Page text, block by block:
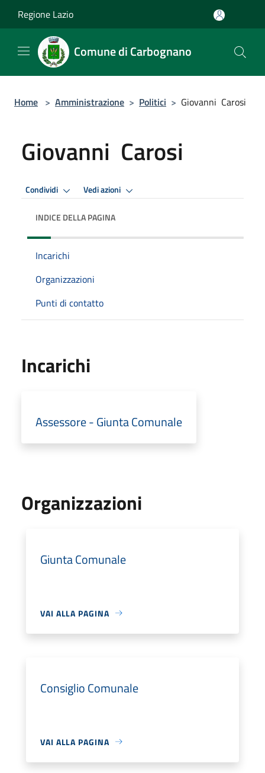
Regione Lazio
Comune di Carbognano
Home > Amministrazione > Politici > Giovanni Carosi
Giovanni Carosi
Condividi Vedi azioni
INDICE DELLA PAGINA
Incarichi
Organizzazioni
Punti di contatto
Incarichi
Assessore - Giunta Comunale
Organizzazioni
Giunta Comunale
VAI ALLA PAGINA
Consiglio Comunale
VAI ALLA PAGINA